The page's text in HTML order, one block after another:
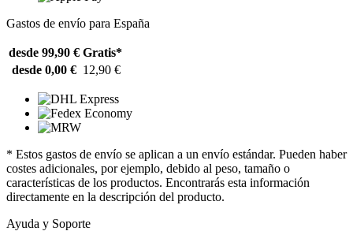
Gastos de envío para España
desde 99,90 € Gratis*
desde 0,00 € 12,90 €
* Estos gastos de envío se aplican a un envío estándar. Pueden haber
costes adicionales, por ejemplo, debido al peso, tamaño o
características de los productos. Encontrarás esta información
directamente en la descripción del producto.
Ayuda y Soporte